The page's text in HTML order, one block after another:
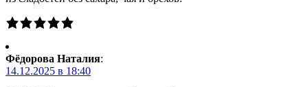
Фёдорова Наталия:
14.12.2025 в 18:40